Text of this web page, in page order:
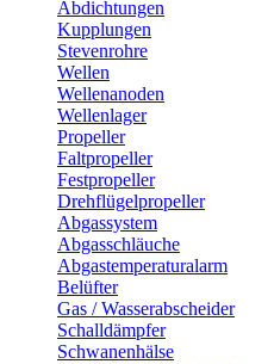
Abdichtungen
Kupplungen
Stevenrohre
Wellen
Wellenanoden
Wellenlager
Propeller
Faltpropeller
Festpropeller
Drehflügelpropeller
Abgassystem
Abgasschläuche
Abgastemperaturalarm
Belüfter
Gas / Wasserabscheider
Schalldämpfer
Schwanenhälse